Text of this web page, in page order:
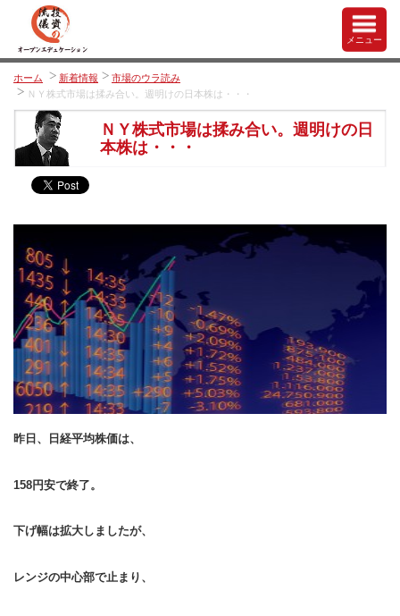
メニュー
ホーム 新着情報
市場のウラ読み
ＮＹ株式市場は揉み合い。週明けの日本株は・・・
ＮＹ株式市場は揉み合い。週明けの日
本株は・・・
昨日、日経平均株価は、
158円安で終了。
下げ幅は拡大しましたが、
レンジの中心部で止まり、